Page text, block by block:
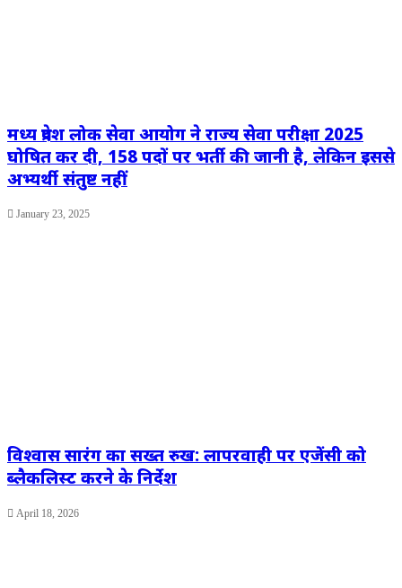
मध्य प्रदेश लोक सेवा आयोग ने राज्य सेवा परीक्षा 2025
घोषित कर दी, 158 पदों पर भर्ती की जानी है, लेकिन इससे
अभ्यर्थी संतुष्ट नहीं
January 23, 2025
विश्वास सारंग का सख्त रुख: लापरवाही पर एजेंसी को
ब्लैकलिस्ट करने के निर्देश
April 18, 2026